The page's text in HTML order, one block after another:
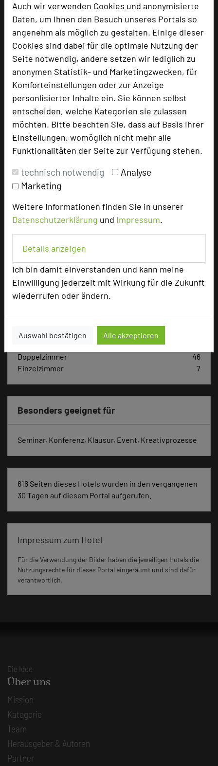
Auch wir verwenden Cookies und anonymisierte
Daten, um Ihnen den Besuch unseres Portals so
angenehm als möglich zu gestalten. Einige dieser
Cookies sind dabei für die optimale Nutzung der
Seite notwendig, andere setzen wir lediglich zu
anonymen Statistik- und Marketingzwecken, für
Komforteinstellungen oder zur Anzeige
personlisierter Inhalte ein. Sie können selbst
entscheiden, welche Kategorien sie zulassen
möchten. Bitte beachten Sie, dass auf Basis ihrer
Einstellungen, womöglich nicht mehr alle
Funktionalitäten der Seite zur Verfügung stehen.
technisch notwendig
Analyse
Marketing
Weitere Informationen finden Sie in unserer
Datenschutzerklärung und Impressum.
Details anzeigen
Ich bin damit einverstanden und kann meine
Einwilligung jederzeit mit Wirkung für die Zukunft
wiederrufen oder ändern.
Auswahl bestätigen Alle akzeptieren
language Homepage
zur Tagungsanfrage hinzufügen add_circle
Bewertung
Tagungsleiter
Tagungsteilnehmer
Hotel bewerten
Hoteldaten
Max. Tagungskapazität (Personen)
U-Form
Reihenbestuhlung
Tagungsräume
4
Doppelzimmer
46
Einzelzimmer
7
Besonders geeignet für
Seminar, Konferenz, Klausur, Event, Kreativprozesse
616 Seiten dieses Hotels wurden in den vergangenen
30 Tagen auf diesem Portal aufgerufen.
Impressum zum Hotel
Für die Verwendung der Bilder haben die jeweiligen Hotels die
Nutzungsrechte für dieses Portal eingeräumt und sind dafür
verantwortlich.
Die Idee
Über uns
Mission
Kategorie
Team
Herausgeber & Autoren
Partner